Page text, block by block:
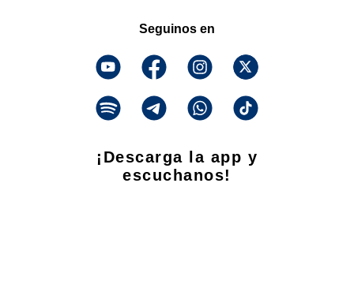
Seguinos en
¡Descarga la app y
escuchanos!